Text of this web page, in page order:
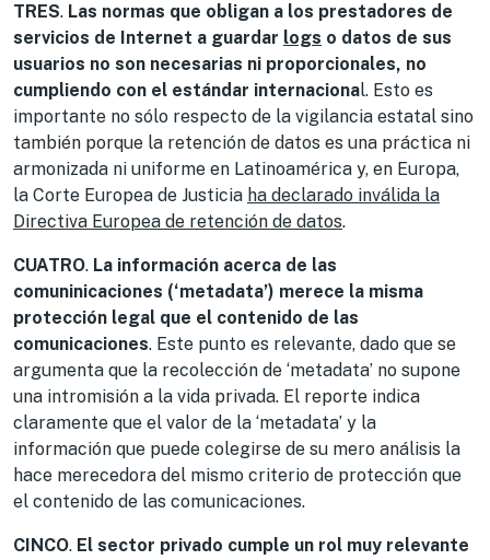
TRES. Las normas que obligan a los prestadores de
servicios de Internet a guardar logs o datos de sus
usuarios no son necesarias ni proporcionales, no
cumpliendo con el estándar internacional. Esto es
importante no sólo respecto de la vigilancia estatal sino
también porque la retención de datos es una práctica ni
armonizada ni uniforme en Latinoamérica y, en Europa,
la Corte Europea de Justicia ha declarado inválida la
Directiva Europea de retención de datos.
CUATRO. La información acerca de las
comuninicaciones (‘metadata’) merece la misma
protección legal que el contenido de las
comunicaciones. Este punto es relevante, dado que se
argumenta que la recolección de ‘metadata’ no supone
una intromisión a la vida privada. El reporte indica
claramente que el valor de la ‘metadata’ y la
información que puede colegirse de su mero análisis la
hace merecedora del mismo criterio de protección que
el contenido de las comunicaciones.
CINCO. El sector privado cumple un rol muy relevante